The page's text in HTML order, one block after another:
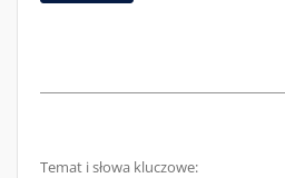
Temat i słowa kluczowe: